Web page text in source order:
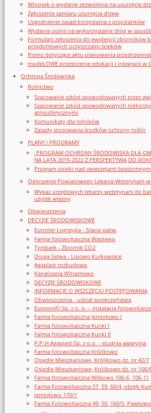
Wniosek o wydanie zezwolenia na usunięcie
Zgłoszenie zamiaru usunięcia drzew
Uzgodnienie zasad korzystania z przystanków
Wydanie opinii na wykorzystanie dróg w
Formularz zgłoszenia do ewidencji zbiorników
przydomowych oczyszczalni ścieków
Pismo dotyczące aktu planowania
modeLOWE przestrzenie edukacji i integracji w
Ochrona Środowiska
Rolnictwo
Szacowanie szkód spowodowanych przez
Szacowanie szkód spowodowanych
atmosferycznymi
Komunikaty dla rolników
Zasady stosowania środków ochrony roślin
PLANY I PROGRAMY
„PROGRAM OCHRONY ŚRODOWISKA DLA
NA LATA 2019-2022 Z PERSPEKTYWĄ DO
Program opieki nad zwierzętami bezdomnymi
Ogloszenie Powiatowego Lekarza Weterynarii
Wykaz urzędowych lekarzy weterynarii do
użytek własny
Obwieszczenia
DECYZJE ŚRODOWISKOWE
Eurotter Logistyka - Stacja paliw
Farma fotowoltaiczna Waplewo
Tymbark - Zbiornik CO2
Droga Selwa - Lipowo Kurkowskie
Agaplast rozbudowa
Kanalizacja Witramowo
DECYZJE ŚRODOWISKOWE
INFORMACJE O WSZCZĘCIU POSTĘPOWANIA
Obwieszczenia - udział społeczeństwa
Europrofil Sp. z o. o. – instalacja
Farma fotowoltaiczna Jemiołowo I
Farma fotowoltaiczna Kunki I
Farma fotowoltaiczna Kunki II
P.P-H.Agaplast Sp. z o.o. - studnia awaryjna
Farma fotowoltaiczna Królikowo
Osiedle Mieszkaniowe, Królikowo dz. nr 42/7
Osiedle Mieszkaniowe, Królikowo dz. nr 166/
Farma fotowoltaiczna Wilkowo 106-6, 106-11
Farma Fotowoltaiczna 57, 59, 60/4, obręb
Jemiołowo 170/1
Farma Fotowoltaiczna 49, 50, 160/5, Pawłowo